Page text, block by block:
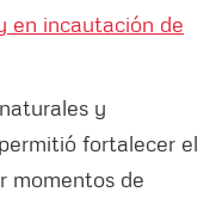
en incautación de
y
fortalecer el
momentos de